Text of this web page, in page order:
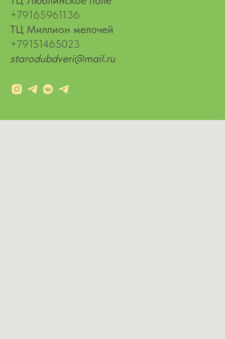
+79165961136
ТЦ Миллион мелочей
+79151465023
starodubdveri@mail.ru